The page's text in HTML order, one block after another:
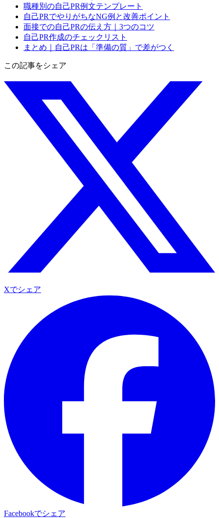
職種別の自己PR例文テンプレート
自己PRでやりがちなNG例と改善ポイント
面接での自己PRの伝え方｜3つのコツ
自己PR作成のチェックリスト
まとめ｜自己PRは「準備の質」で差がつく
この記事をシェア
Xでシェア
Facebookでシェア